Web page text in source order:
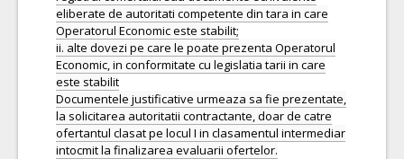
eliberate de autoritati competente din tara in care
Operatorul Economic este stabilit;
ii. alte dovezi pe care le poate prezenta Operatorul
Economic, in conformitate cu legislatia tarii in care
este stabilit
Documentele justificative urmeaza sa fie prezentate,
la solicitarea autoritatii contractante, doar de catre
ofertantul clasat pe locul I in clasamentul intermediar
intocmit la finalizarea evaluarii ofertelor.